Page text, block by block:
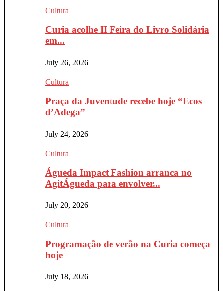
Cultura
Curia acolhe II Feira do Livro Solidária
em...
July 26, 2026
Cultura
Praça da Juventude recebe hoje “Ecos
d’Adega”
July 24, 2026
Cultura
Águeda Impact Fashion arranca no
AgitÁgueda para envolver...
July 20, 2026
Cultura
Programação de verão na Curia começa
hoje
July 18, 2026